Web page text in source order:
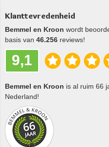
Klanttevredenheid
Bemmel en Kroon wordt
basis van 46.256 reviews!
9,1
Bemmel en Kroon is al ruim 66
Nederland!